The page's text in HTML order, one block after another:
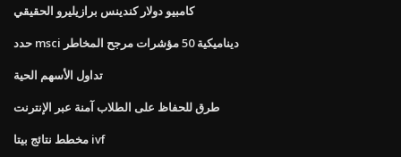
كامبيو دولار كندينس برازيليرو الحقيقي
حدد msci ديناميكية 50 مؤشرات مرجح المخاطر
تداول الأسهم الحية
طرق للحفاظ على الطلاب آمنة عبر الإنترنت
مخطط نتائج بيتا ivf